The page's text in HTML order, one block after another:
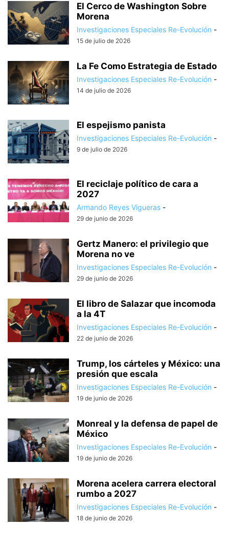
El Cerco de Washington Sobre
Morena
Investigaciones Especiales Re-Evolución -
15 de julio de 2026
La Fe Como Estrategia de Estado
Investigaciones Especiales Re-Evolución -
14 de julio de 2026
El espejismo panista
Investigaciones Especiales Re-Evolución -
9 de julio de 2026
El reciclaje político de cara a
2027
Armando Reyes Vigueras -
29 de junio de 2026
Gertz Manero: el privilegio que
Morena no ve
Investigaciones Especiales Re-Evolución -
29 de junio de 2026
El libro de Salazar que incomoda
a la 4T
Investigaciones Especiales Re-Evolución -
22 de junio de 2026
Trump, los cárteles y México: una
presión que escala
Investigaciones Especiales Re-Evolución -
19 de junio de 2026
Monreal y la defensa de papel de
México
Investigaciones Especiales Re-Evolución -
19 de junio de 2026
Morena acelera carrera electoral
rumbo a 2027
Investigaciones Especiales Re-Evolución -
18 de junio de 2026